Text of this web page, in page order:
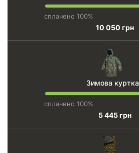
сплачено 100%
10 050 грн
Зимова куртка
сплачено 100%
5 445 грн